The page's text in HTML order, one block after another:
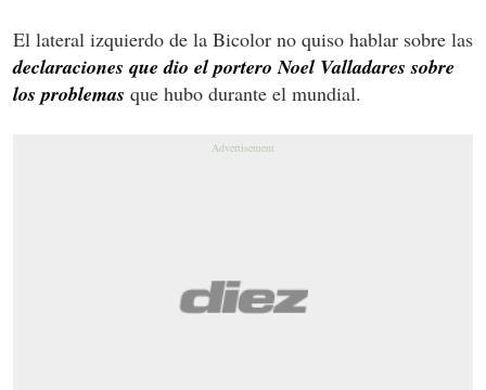
El lateral izquierdo de la Bicolor no quiso hablar sobre las
declaraciones que dio el portero Noel Valladares sobre
los problemas que hubo durante el mundial.